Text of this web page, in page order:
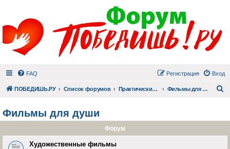
FAQ Вход
Регистрация
ПОБЕДИШЬ.РУ Список форумов Практический раздел Фильмы для души
Фильмы для души
Форум
Художественные фильмы